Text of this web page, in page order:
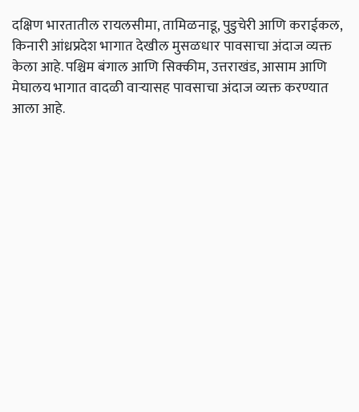
दक्षिण भारतातील रायलसीमा, तामिळनाडू, पुडुचेरी आणि कराईकल,
किनारी आंध्रप्रदेश भागात देखील मुसळधार पावसाचा अंदाज व्यक्त
केला आहे. पश्चिम बंगाल आणि सिक्कीम, उत्तराखंड, आसाम आणि
मेघालय भागात वादळी वाऱ्यासह पावसाचा अंदाज व्यक्त करण्यात
आला आहे.